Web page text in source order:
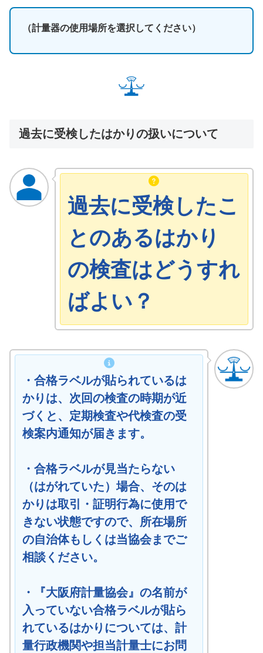
（計量器の使用場所を選択してください）
過去に受検したはかりの扱いについて
過去に受検したこ
とのあるはかり
の検査はどうすれ
ばよい？
・合格ラベルが貼られているは
かりは、次回の検査の時期が近
づくと、定期検査や代検査の受
検案内通知が届きます。
・合格ラベルが見当たらない
（はがれていた）場合、そのは
かりは取引・証明行為に使用で
きない状態ですので、所在場所
の自治体もしくは当協会までご
相談ください。
・『大阪府計量協会』の名前が
入っていない合格ラベルが貼ら
れているはかりについては、計
量行政機関や担当計量士にお問